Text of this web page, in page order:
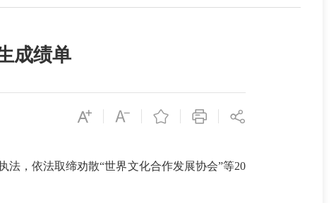
成绩单
，依法取缔劝散“世界文化合作发展协会”等20